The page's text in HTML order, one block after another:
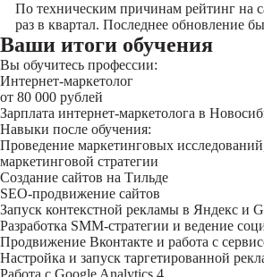
По техническим причинам рейтинг на
раз в квартал. Последнее обновление
Ваши итоги обучения
Вы обучитесь профессии:
Интернет-маркетолог
от 80 000 рублей
Зарплата интернет-маркетолога в
Навыки после обучения:
Проведение маркетинговых
маркетинговой стратегии
Создание сайтов на Тильде
SEO-продвижение сайтов
Запуск контекстной рекламы в Яндекс и
Разработка SMM-стратегии и ведение
Продвижение Вконтакте и работа с
Настройка и запуск таргетированной
Работа с Google Analytics 4